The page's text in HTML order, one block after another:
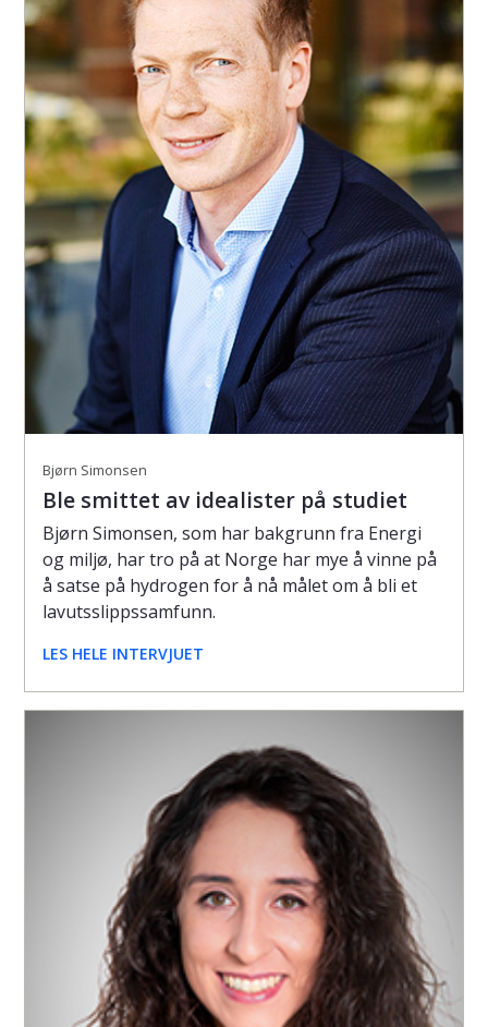
Bjørn Simonsen
Ble smittet av idealister på studiet
Bjørn Simonsen, som har bakgrunn fra Energi
og miljø, har tro på at Norge har mye å vinne på
å satse på hydrogen for å nå målet om å bli et
lavutsslippssamfunn.
LES HELE INTERVJUET